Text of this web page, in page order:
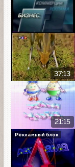
37:13
21:15
Рекламный блок